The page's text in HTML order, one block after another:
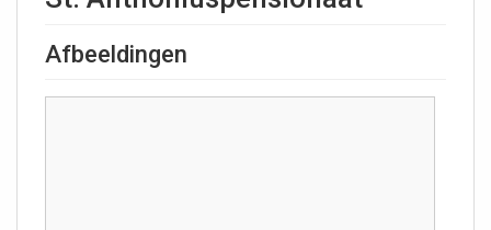
Afbeeldingen